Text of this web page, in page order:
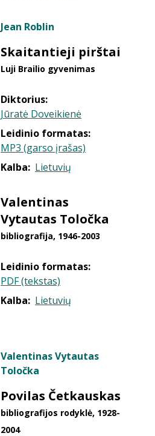
Jean Roblin
Skaitantieji pirštai
Luji Brailio gyvenimas
Diktorius:
Jūratė Doveikienė
Leidinio formatas:
MP3 (garso įrašas)
Kalba: Lietuvių
Valentinas
Vytautas Toločka
bibliografija, 1946-2003
Leidinio formatas:
PDF (tekstas)
Kalba: Lietuvių
Valentinas Vytautas
Toločka
Povilas Četkauskas
bibliografijos rodyklė, 1928-
2004